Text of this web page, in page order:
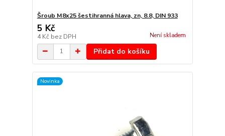
Šroub M8x25 šestihranná hlava, zn, 8.8, DIN 933
5 Kč
4 Kč bez DPH Není skladem
Přidat do košíku
Novinka